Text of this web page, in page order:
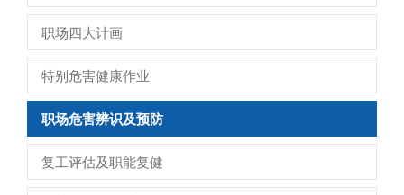
职场四大计画
特别危害健康作业
职场危害辨识及预防
复工评估及职能复健